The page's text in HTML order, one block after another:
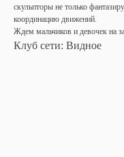
скульпторы не только
координацию движений.
Ждем мальчиков и девочек на
Клуб сети: Видное